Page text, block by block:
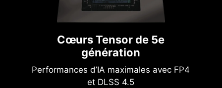
Cœurs Tensor de 5e
génération
Performances d’IA maximales avec FP4
et DLSS 4.5